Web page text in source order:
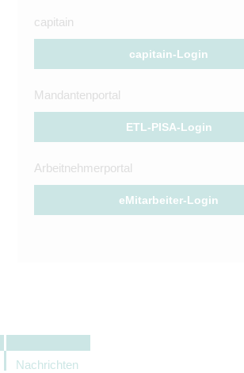
capitain
capitain-Login
Mandantenportal
ETL-PISA-Login
Arbeitnehmerportal
eMitarbeiter-Login
Nachrichten